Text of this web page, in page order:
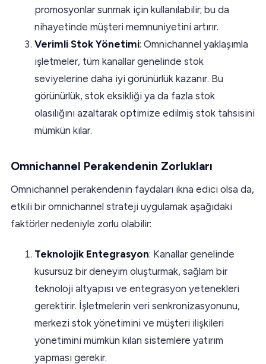
promosyonlar sunmak için kullanılabilir; bu da
nihayetinde müşteri memnuniyetini artırır.
Verimli Stok Yönetimi: Omnichannel yaklaşımla
işletmeler, tüm kanallar genelinde stok
seviyelerine daha iyi görünürlük kazanır. Bu
görünürlük, stok eksikliği ya da fazla stok
olasılığını azaltarak optimize edilmiş stok tahsisini
mümkün kılar.
Omnichannel Perakendenin Zorlukları
Omnichannel perakendenin faydaları ikna edici olsa da,
etkili bir omnichannel strateji uygulamak aşağıdaki
faktörler nedeniyle zorlu olabilir:
Teknolojik Entegrasyon: Kanallar genelinde
kusursuz bir deneyim oluşturmak, sağlam bir
teknoloji altyapısı ve entegrasyon yetenekleri
gerektirir. İşletmelerin veri senkronizasyonunu,
merkezi stok yönetimini ve müşteri ilişkileri
yönetimini mümkün kılan sistemlere yatırım
yapması gerekir.